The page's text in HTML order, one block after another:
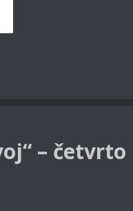
– četvrto